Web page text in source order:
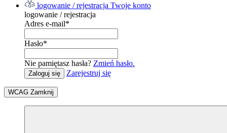
logowanie / rejestracja Twoje konto
logowanie / rejestracja
Adres e-mail*
Hasło*
Nie pamiętasz hasła? Zmień hasło.
Zaloguj się Zarejestruj się
WCAG Zamknij